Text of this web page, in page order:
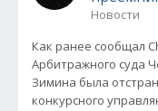
Новости
Как ранее сообщал
Арбитражного суда
Зимина была
конкурсного